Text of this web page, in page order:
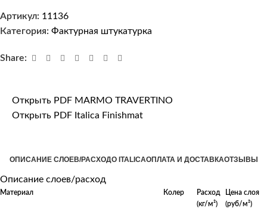
Артикул: 11136
Категория: Фактурная штукатурка
Share:
Открыть PDF MARMO TRAVERTINO
Открыть PDF Italica Finishmat
ОПИСАНИЕ СЛОЕВ/РАСХОДО ITALICAОПЛАТА И ДОСТАВКАОТЗЫВЫ
Описание слоев/расход
Материал Колер
Расход
(кг/м²)
Цена слоя
(руб/м²)